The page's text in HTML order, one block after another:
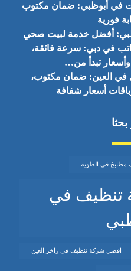
في أبوظبي: ضمان مكتوب
فورية
أفضل خدمة لبيت صحي
في دبي: سرعة فائقة،
تبدأ من…
العين: ضمان مكتوب،
أسعار شفافة
بحثا
في الطويه
تنظيف في
افضل شركة تنظيف في زاخر العين